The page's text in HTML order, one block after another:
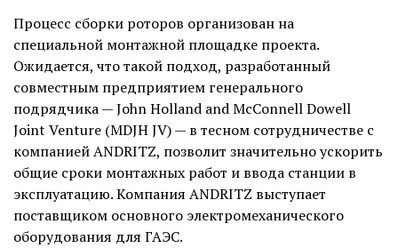
Процесс сборки роторов организован на
специальной монтажной площадке проекта.
Ожидается, что такой подход, разработанный
совместным предприятием генерального
подрядчика — John Holland and McConnell Dowell
Joint Venture (MDJH JV) — в тесном сотрудничестве с
компанией ANDRITZ, позволит значительно ускорить
общие сроки монтажных работ и ввода станции в
эксплуатацию. Компания ANDRITZ выступает
поставщиком основного электромеханического
оборудования для ГАЭС.